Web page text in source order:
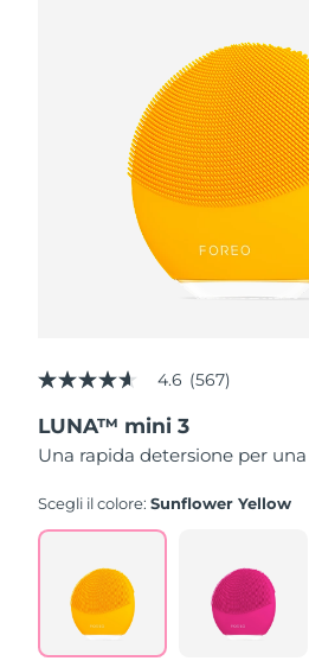
4.6
su
5
,
di
medio.
Reviews.
Stesso
alla
4.6 (567)
LUNA™ mini 3
Una rapida detersione per
Scegli il colore:Sunflower Yellow